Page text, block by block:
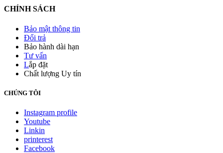
CHÍNH SÁCH
Bảo mật thông tin
Đổi trả
Bảo hành dài hạn
Tư vấn
Lắp đặt
Chất lượng Uy tín
CHÚNG TÔI
Instagram profile
Youtube
Linkin
printerest
Facebook